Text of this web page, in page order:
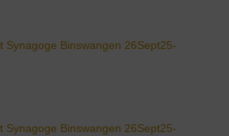
Synagoge Binswangen 26Sept25-
Synagoge Binswangen 26Sept25-